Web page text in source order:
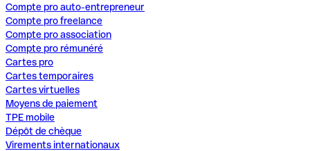
Compte pro auto-entrepreneur
Compte pro freelance
Compte pro association
Compte pro rémunéré
Cartes pro
Cartes temporaires
Cartes virtuelles
Moyens de paiement
TPE mobile
Dépôt de chèque
Virements internationaux